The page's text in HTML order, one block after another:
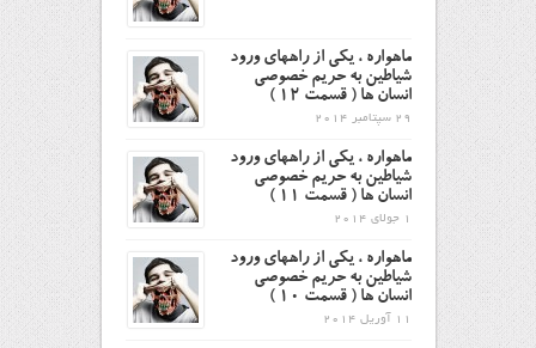
ماهواره ، یکی از راههای ورود
شیاطین به حریم خصوصی
انسان ها ( قسمت ۱۲ )
29 سپتامبر 2014
ماهواره ، یکی از راههای ورود
شیاطین به حریم خصوصی
انسان ها ( قسمت 11 )
1 جولای 2014
ماهواره ، یکی از راههای ورود
شیاطین به حریم خصوصی
انسان ها ( قسمت 10 )
11 آوریل 2014